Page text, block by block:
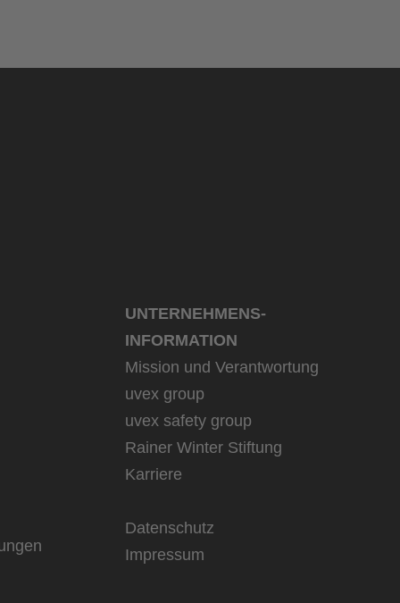
UNTERNEHMENS­
INFORMATION
Mission und Verantwortung
uvex group
uvex safety group
Rainer Winter Stiftung
Karriere
Datenschutz
Impressum